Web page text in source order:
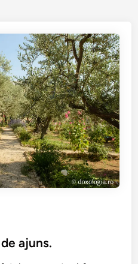
ajuns.